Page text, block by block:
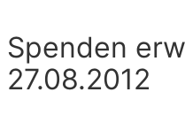
Spenden
27.08.2012